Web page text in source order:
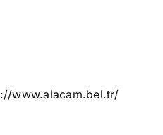
www.alacam.bel.tr/